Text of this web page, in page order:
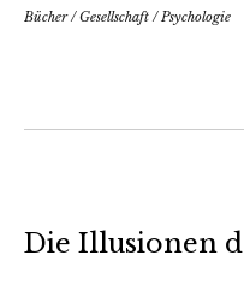
Bücher/Gesellschaft / Psychologie
Die Illusionen